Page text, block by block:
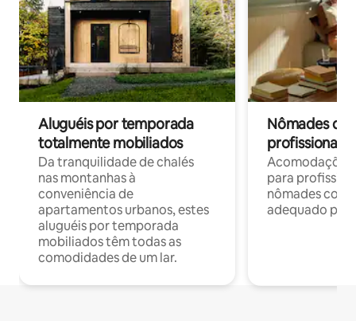
Aluguéis por temporada
totalmente mobiliados
Da tranquilidade de chalés
nas montanhas à
conveniência de
apartamentos urbanos, estes
aluguéis por temporada
mobiliados têm todas as
comodidades de um lar.
Nômades
profissionais
para
nômades com
adequado